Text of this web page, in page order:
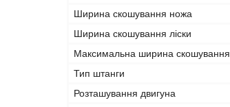
Ширина скошування ножа
Ширина скошування ліски
Максимальна ширина скошування
Тип штанги
Розташування двигуна